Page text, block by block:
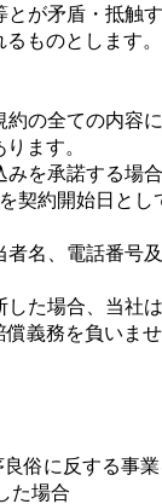
が⽭盾・抵触
ものとします。
の全ての内容
ます。
を承諾する場
契約開始⽇と
名、電話番号
た場合、当社
義務を負いませ
俗に反する事
た場合